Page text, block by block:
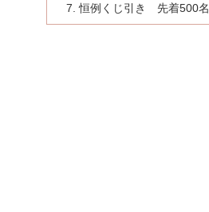
恒例くじ引き 先着500名